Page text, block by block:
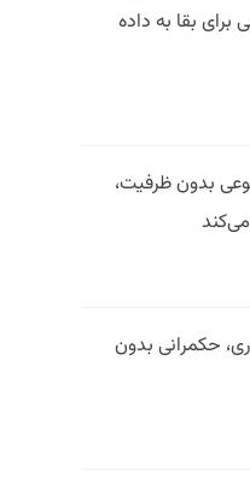
بقا به داده
بدون ظرفیت،
حکمرانی بدون